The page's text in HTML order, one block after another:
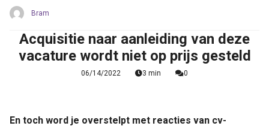
Bram
Acquisitie naar aanleiding van deze
vacature wordt niet op prijs gesteld
06/14/2022 3 min 0
En toch word je overstelpt met reacties van cv-